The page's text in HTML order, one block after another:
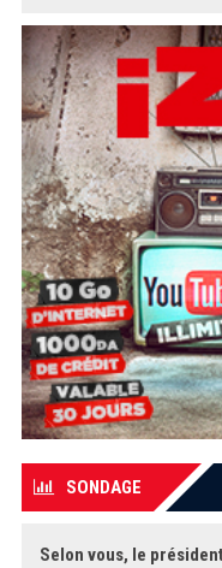
SONDAGE
Selon vous, le